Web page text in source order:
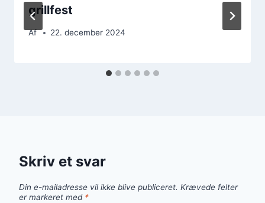
grillfest
Af 22. december 2024
Skriv et svar
Din e-mailadresse vil ikke blive publiceret. Krævede felter
er markeret med *